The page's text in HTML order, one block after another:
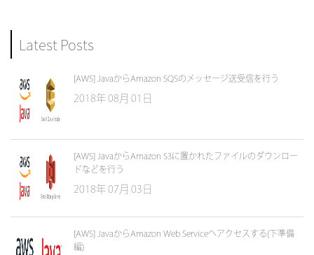
Latest Posts
[AWS] JavaからAmazon SQSのメッセージ送受信を行う
2018年 08月 01日
[AWS] JavaからAmazon S3に置かれたファイルのダウンロー
ドなどを行う
2018年 07月 03日
[AWS] JavaからAmazon Web Serviceへアクセスする(下準備
編)